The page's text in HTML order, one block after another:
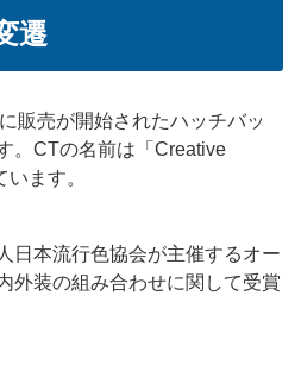
遷
販売が開始されたハッチバッ
。CTの名前は「Creative
ます。
日本流行色協会が主催するオー
外装の組み合わせに関して受賞